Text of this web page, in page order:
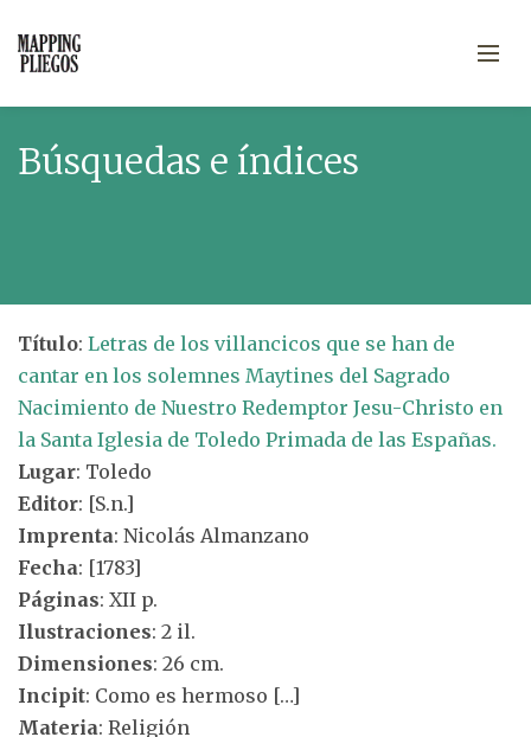
Búsquedas e índices
Título: Letras de los villancicos que se han de
cantar en los solemnes Maytines del Sagrado
Nacimiento de Nuestro Redemptor Jesu-Christo en
la Santa Iglesia de Toledo Primada de las Españas.
Lugar: Toledo
Editor: [S.n.]
Imprenta: Nicolás Almanzano
Fecha: [1783]
Páginas: XII p.
Ilustraciones: 2 il.
Dimensiones: 26 cm.
Incipit: Como es hermoso […]
Materia: Religión